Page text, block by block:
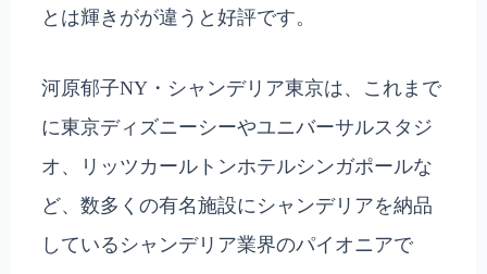
とは輝きがが違うと好評です。
河原郁子NY・シャンデリア東京は、これまで
に東京ディズニーシーやユニバーサルスタジ
オ、リッツカールトンホテルシンガポールな
ど、数多くの有名施設にシャンデリアを納品
しているシャンデリア業界のパイオニアで